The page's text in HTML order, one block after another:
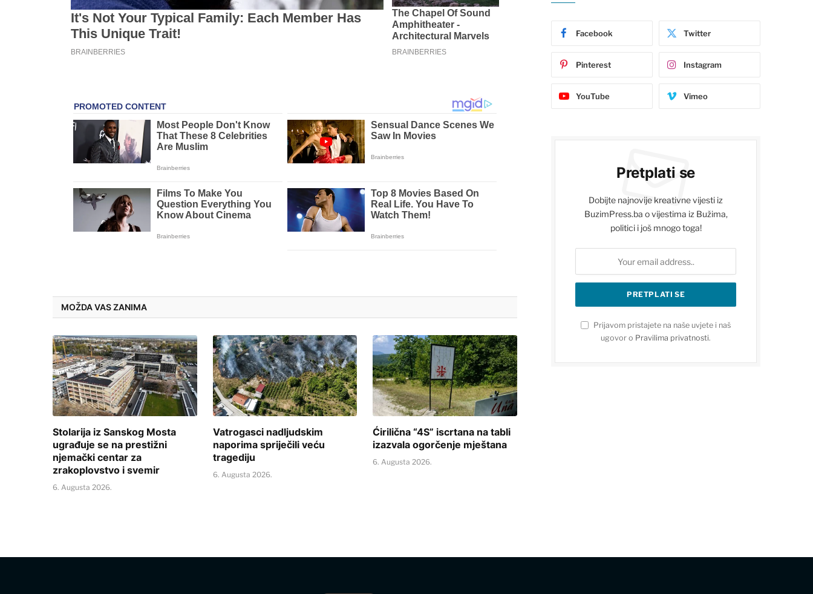
MOŽDA VAS ZANIMA
Stolarija iz Sanskog Mosta
ugrađuje se na prestižni
njemački centar za
zrakoplovstvo i svemir
6. Augusta 2026.
Vatrogasci nadljudskim
naporima spriječili veću
tragediju
6. Augusta 2026.
Ćirilična “4S” iscrtana na tabli
izazvala ogorčenje mještana
6. Augusta 2026.
Facebook Twitter
Pinterest Instagram
YouTube Vimeo
Pretplati se
Dobijte najnovije kreativne vijesti iz
BuzimPress.ba o vijestima iz Bužima,
politici i još mnogo toga!
Prijavom pristajete na naše uvjete i naš
ugovor o Pravilima privatnosti.